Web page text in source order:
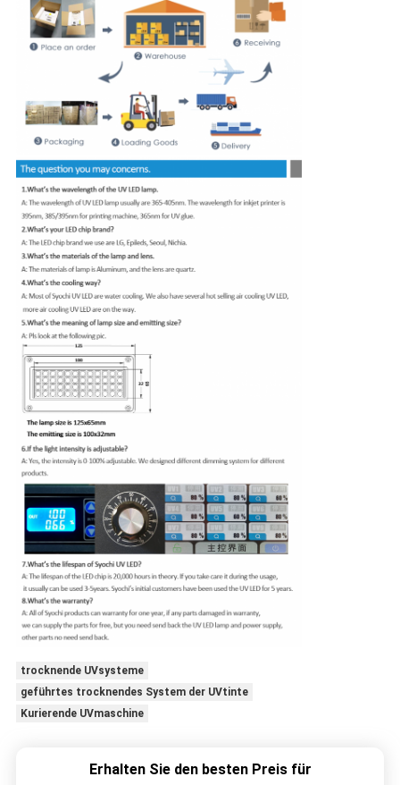
trocknende UVsysteme
geführtes trocknendes System der UVtinte
Kurierende UVmaschine
Erhalten Sie den besten Preis für